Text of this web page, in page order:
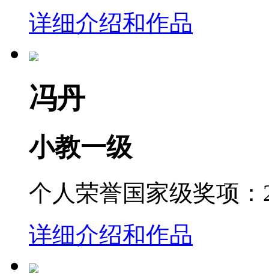
详细介绍和作品
冯丹
小教一级
个人荣誉国家级奖项
详细介绍和作品